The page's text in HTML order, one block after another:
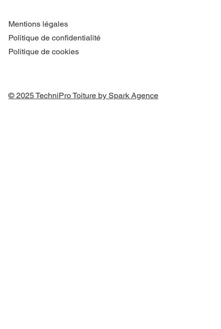
Mentions légales
Politique de confidentialité
Politique de cookies
© 2025 TechniPro Toiture by Spark Agence